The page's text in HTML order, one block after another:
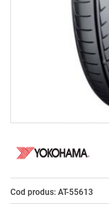
Cod produs: AT-55613